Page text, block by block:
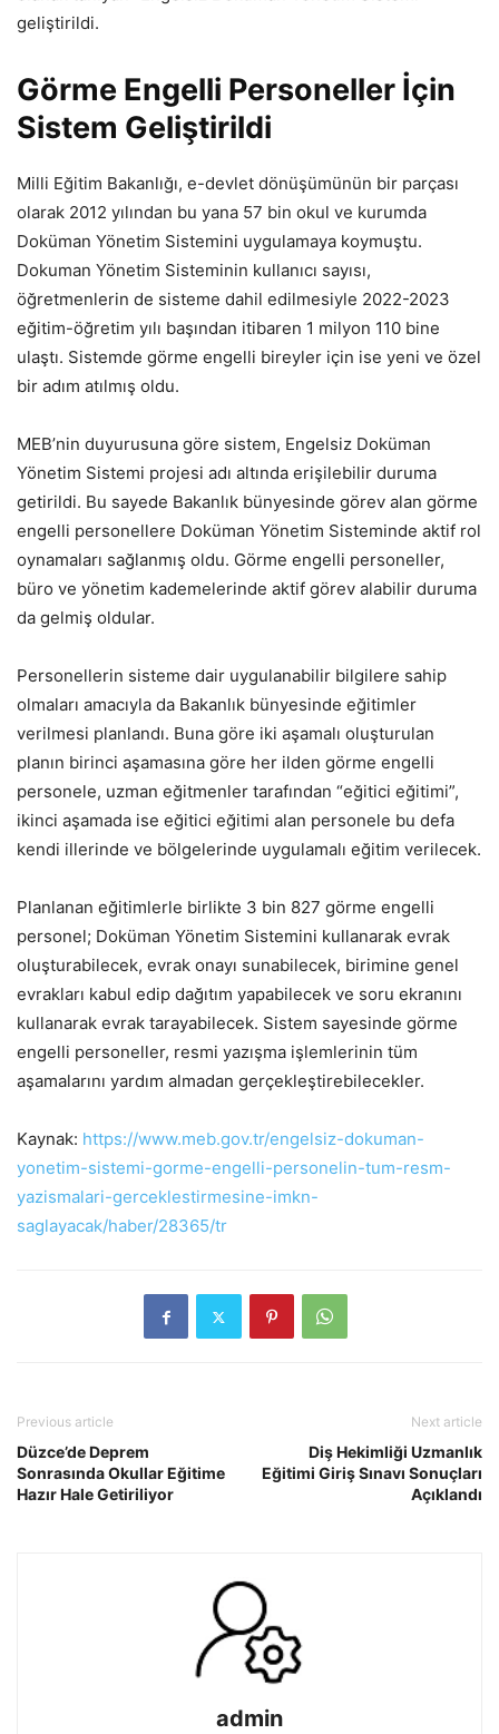
geliştirildi.
Görme Engelli Personeller İçin
Sistem Geliştirildi
Milli Eğitim Bakanlığı, e-devlet dönüşümünün bir parçası
olarak 2012 yılından bu yana 57 bin okul ve kurumda
Doküman Yönetim Sistemini uygulamaya koymuştu.
Dokuman Yönetim Sisteminin kullanıcı sayısı,
öğretmenlerin de sisteme dahil edilmesiyle 2022-2023
eğitim-öğretim yılı başından itibaren 1 milyon 110 bine
ulaştı. Sistemde görme engelli bireyler için ise yeni ve özel
bir adım atılmış oldu.
MEB’nin duyurusuna göre sistem, Engelsiz Doküman
Yönetim Sistemi projesi adı altında erişilebilir duruma
getirildi. Bu sayede Bakanlık bünyesinde görev alan görme
engelli personellere Doküman Yönetim Sisteminde aktif rol
oynamaları sağlanmış oldu. Görme engelli personeller,
büro ve yönetim kademelerinde aktif görev alabilir duruma
da gelmiş oldular.
Personellerin sisteme dair uygulanabilir bilgilere sahip
olmaları amacıyla da Bakanlık bünyesinde eğitimler
verilmesi planlandı. Buna göre iki aşamalı oluşturulan
planın birinci aşamasına göre her ilden görme engelli
personele, uzman eğitmenler tarafından “eğitici eğitimi”,
ikinci aşamada ise eğitici eğitimi alan personele bu defa
kendi illerinde ve bölgelerinde uygulamalı eğitim verilecek.
Planlanan eğitimlerle birlikte 3 bin 827 görme engelli
personel; Doküman Yönetim Sistemini kullanarak evrak
oluşturabilecek, evrak onayı sunabilecek, birimine genel
evrakları kabul edip dağıtım yapabilecek ve soru ekranını
kullanarak evrak tarayabilecek. Sistem sayesinde görme
engelli personeller, resmi yazışma işlemlerinin tüm
aşamalarını yardım almadan gerçekleştirebilecekler.
Kaynak: https://www.meb.gov.tr/engelsiz-dokuman-
yonetim-sistemi-gorme-engelli-personelin-tum-resm-
yazismalari-gerceklestirmesine-imkn-
saglayacak/haber/28365/tr
Previous article
Düzce’de Deprem
Sonrasında Okullar Eğitime
Hazır Hale Getiriliyor
Next article
Diş Hekimliği Uzmanlık
Eğitimi Giriş Sınavı Sonuçları
Açıklandı
admin